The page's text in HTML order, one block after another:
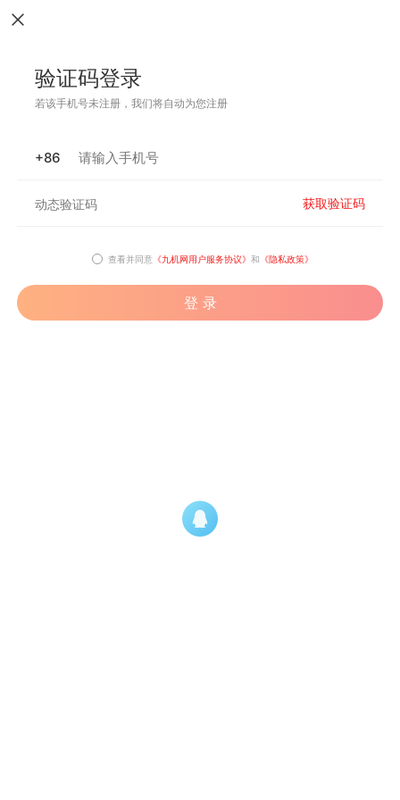
验证码登录
若该手机号未注册，我们将自动为您注册
+86
获取验证码
查看并同意 《九机网用户服务协议》 和 《隐私政策》
登 录